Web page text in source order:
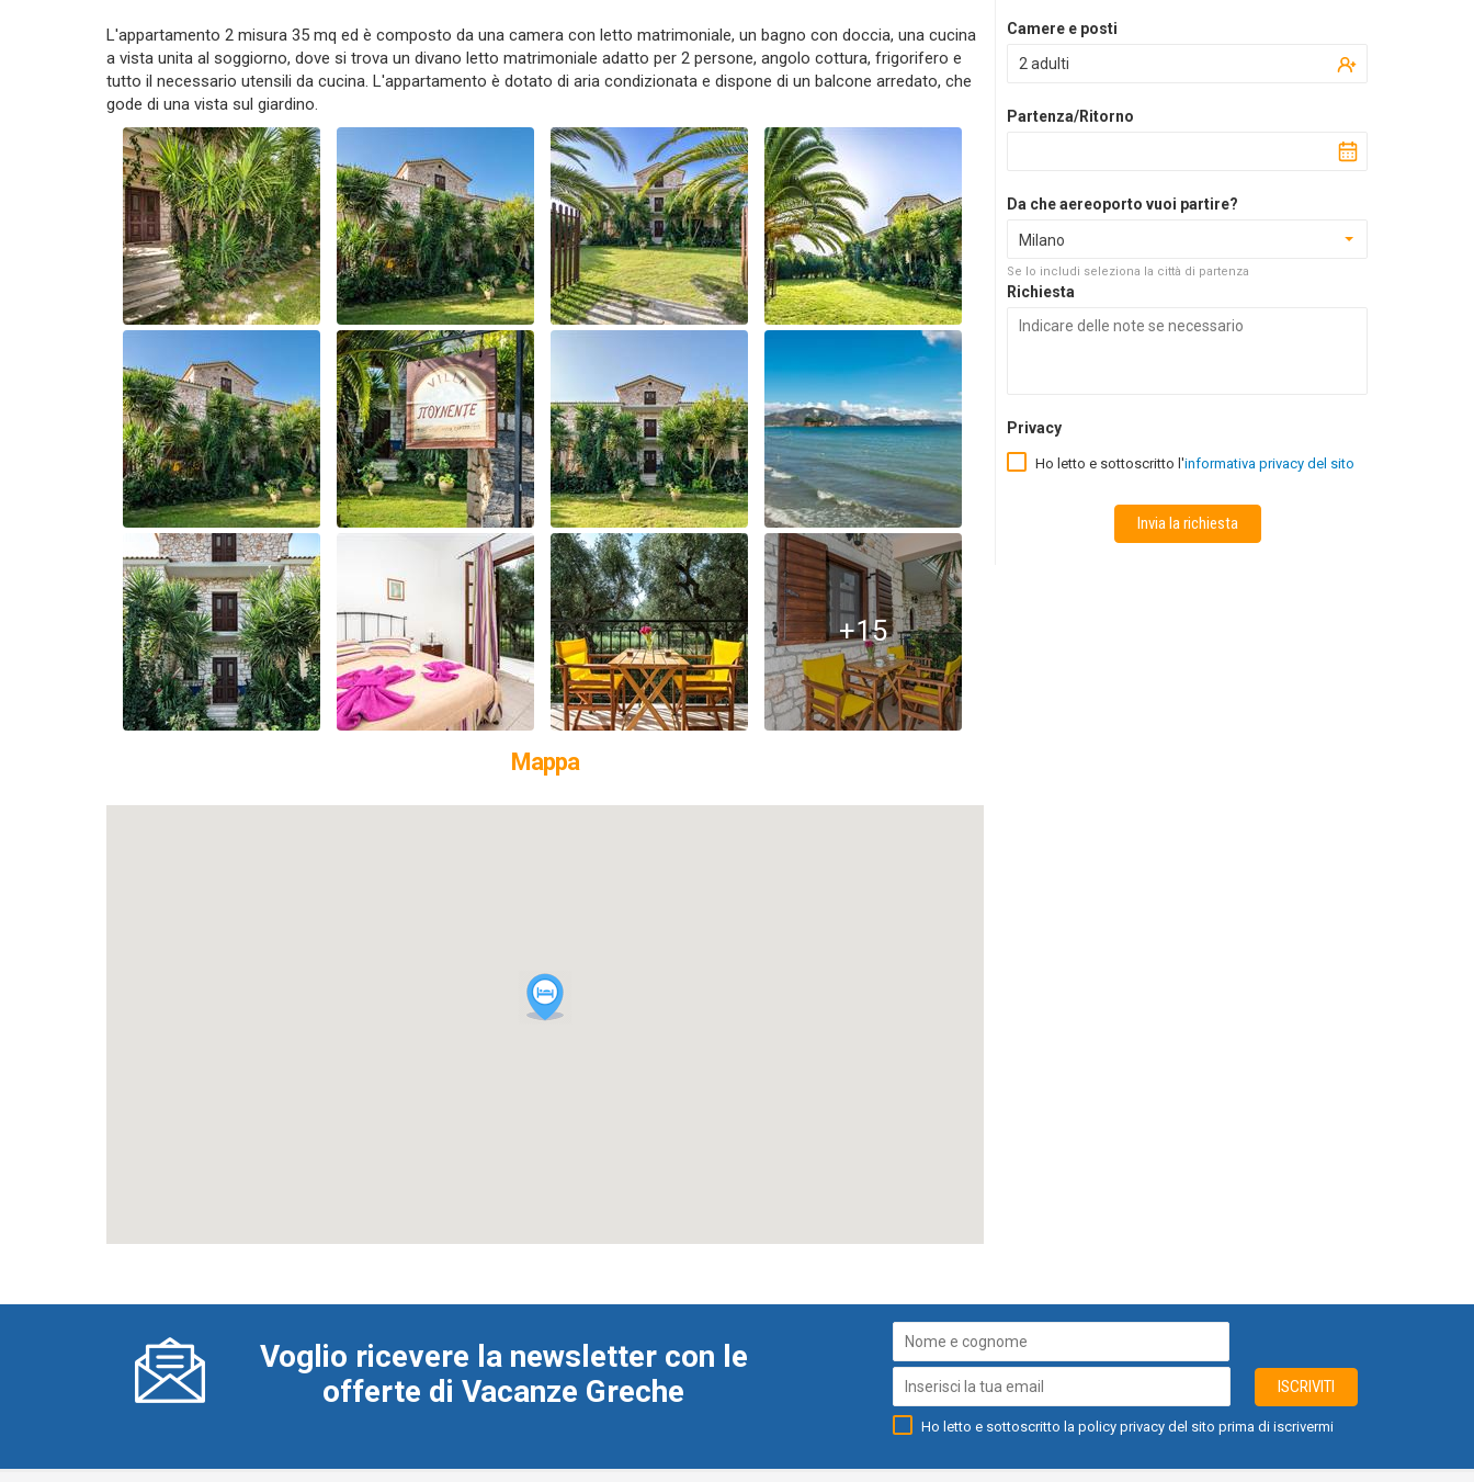
L'appartamento 2 misura 35 mq ed è composto da una camera con letto matrimoniale, un bagno con doccia, una cucina
a vista unita al soggiorno, dove si trova un divano letto matrimoniale adatto per 2 persone, angolo cottura, frigorifero e
tutto il necessario utensili da cucina. L'appartamento è dotato di aria condizionata e dispone di un balcone arredato, che
gode di una vista sul giardino.
+15
Mappa
Camere e posti
2 adulti
Partenza/Ritorno
Da che aereoporto vuoi partire?
Milano
Se lo includi seleziona la città di partenza
Richiesta
Privacy
Ho letto e sottoscritto l'informativa privacy del sito
Invia la richiesta
ISCRIVITI
Ho letto e sottoscritto la policy privacy del sito prima di iscrivermi
Voglio ricevere la newsletter con le
offerte di Vacanze Greche